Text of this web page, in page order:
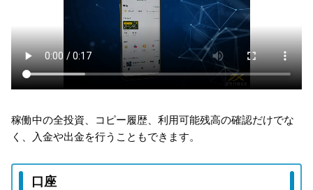
稼働中の全投資、コピー履歴、利用可能残高の確認だけでな
く、入金や出金を行うこともできます。
口座